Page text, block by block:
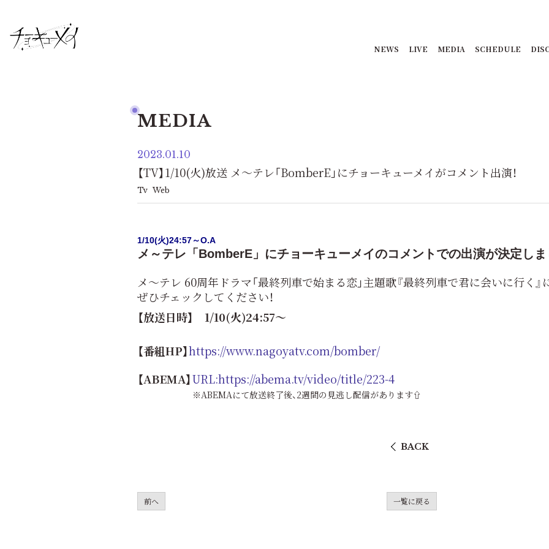
NEWS LIVE MEDIA SCHEDULE
MEDIA
2023.01.10
【TV】1/10(火)放送 メ～テレ「BomberE」にチョーキューメイがコメント出演！
Tv Web
1/10(火)24:57～O.A
メ～テレ「BomberE」にチョーキューメイのコメントでの出演が決定しま
メ～テレ 60周年ドラマ「最終列車で始まる恋」主題歌『最終列車で君に会いに行く』
ぜひチェックしてください！
【放送日時】 1/10(火)24:57～
【番組HP】https://www.nagoyatv.com/bomber/
【ABEMA】URL:https://abema.tv/video/title/223-4
※ABEMAにて放送終了後、2週間の見逃し配信があります⇧
BACK
前へ 一覧に戻る